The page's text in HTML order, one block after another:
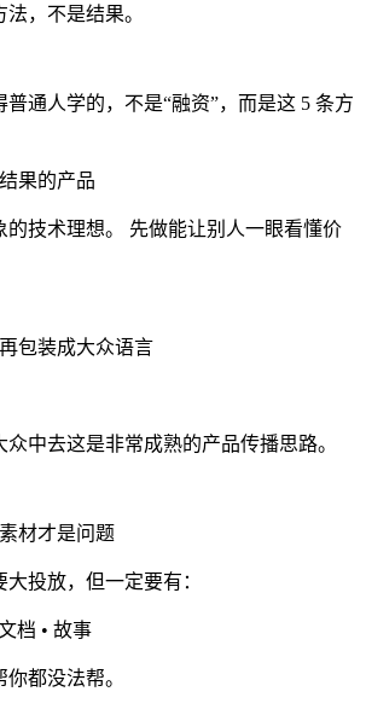
，不是结果。
通人学的，不是“融资”，而是这 5 条方
果的产品
的技术理想。 先做能让别人一眼看懂价
包装成大众语言
中去这是非常成熟的产品传播思路。
材才是问题
投放，但一定要有：
档 • 故事
都没法帮。